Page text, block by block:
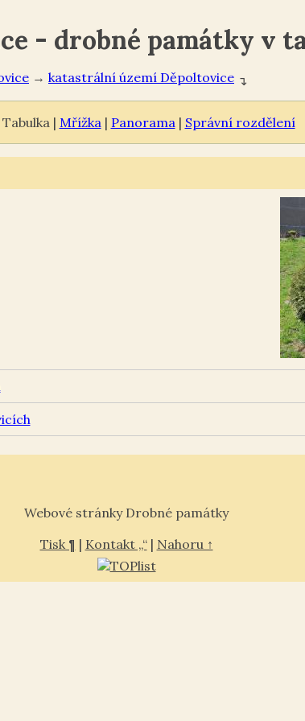
- drobné památky v
→ Děpoltovice ↴
Tabulka | Mřížka | Panorama | Správní rozdělení
Webové stránky Drobné památky
Tisk ¶ | Kontakt „“| Nahoru ↑